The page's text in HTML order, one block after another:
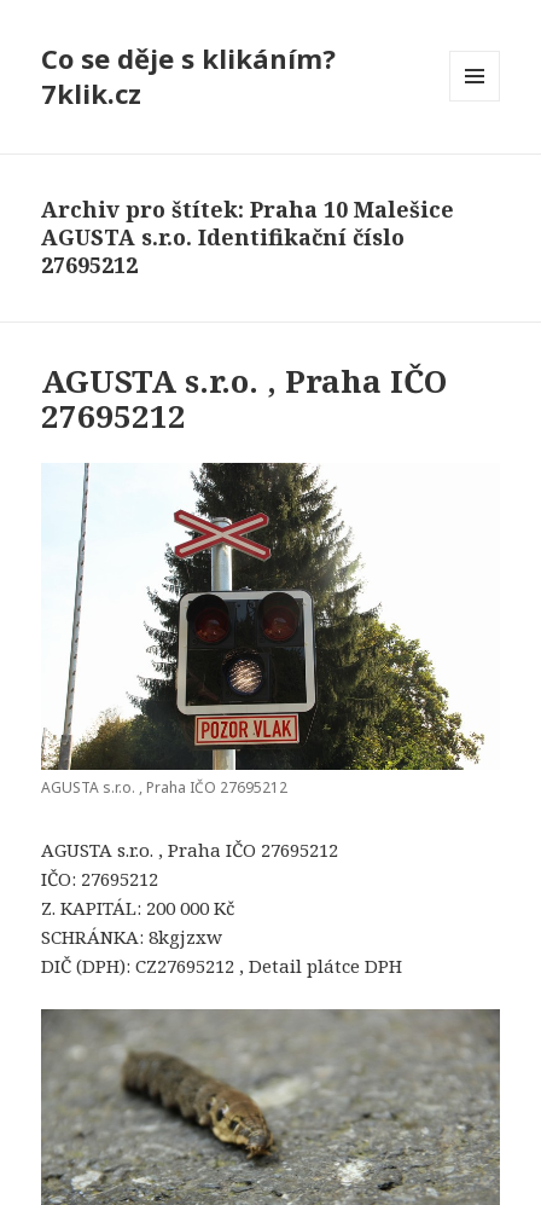
Co se děje s klikáním?
7klik.cz
Archiv pro štítek: Praha 10 Malešice
AGUSTA s.r.o. Identifikační číslo
27695212
AGUSTA s.r.o. , Praha IČO
27695212
AGUSTA s.r.o. , Praha IČO 27695212
AGUSTA s.r.o. , Praha IČO 27695212
IČO: 27695212
Z. KAPITÁL: 200 000 Kč
SCHRÁNKA: 8kgjzxw
DIČ (DPH): CZ27695212 , Detail plátce DPH